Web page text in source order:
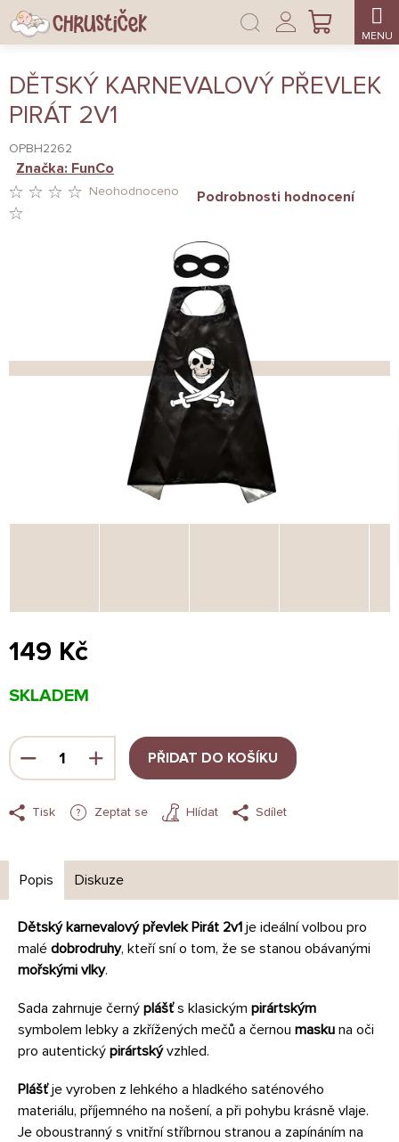
Přejít
na
obsah
NÁKUPNÍ
Přihlášení
DĚTSKÝ KARNEVALOVÝ PŘEVLEK
PIRÁT 2V1
OPBH2262
HVĚZDIČEK.
Neohodnoceno Podrobnosti hodnocení
Značka: FunCo
149 Kč
cena:
SKLADEM
PŘIDAT DO KOŠÍKU
Tisk Zeptat se Hlídat Sdílet
Popis Diskuze
Dětský karnevalový převlek Pirát 2v1 je ideální volbou pro
malé dobrodruhy, kteří sní o tom, že se stanou obávanými
mořskými vlky.
Sada zahrnuje černý plášťs klasickým pirártským
symbolem lebky a zkřížených mečů a černou masku na oči
pro autentický pirártskývzhled.
Plášťje vyroben z lehkého a hladkého saténového
materiálu, příjemného na nošení, a při pohybu krásně vlaje.
Je oboustranný s vnitřní stříbrnou stranou a zapínáním na